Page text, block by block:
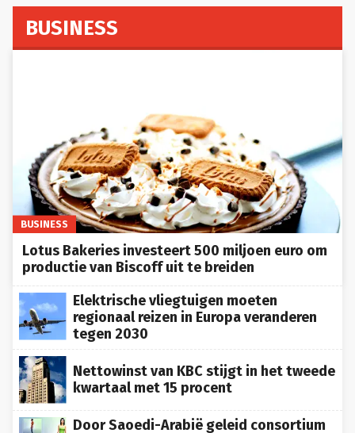
BUSINESS
BUSINESS
Lotus Bakeries investeert 500 miljoen euro om
productie van Biscoff uit te breiden
Elektrische vliegtuigen moeten
regionaal reizen in Europa veranderen
tegen 2030
Nettowinst van KBC stijgt in het tweede
kwartaal met 15 procent
Door Saoedi-Arabië geleid consortium